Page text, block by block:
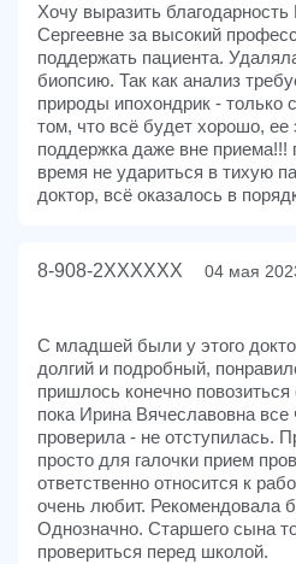
Хочу выразить
Сергеевне за высокий
поддержать пациента.
биопсию. Так как анализ
природы ипохондрик - только
том, что всё будет хорошо, ее
поддержка даже вне приема!!!
время не удариться в тихую
доктор, всё оказалось в
8-908-2XXXXXX 04 мая
С младшей были у этого
долгий и подробный,
пришлось конечно
пока Ирина Вячеславовна все
проверила - не отступилась.
просто для галочки прием
ответственно относится к
очень любит. Рекомендовала
Однозначно. Старшего сына
провериться перед школой.